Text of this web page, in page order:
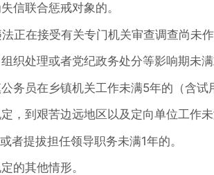
信联合惩戒对象的。
正在接受有关专门机关审查调查尚未作
织处理或者党纪政务处分等影响期未满
务员在乡镇机关工作未满5年的（含试
，到艰苦边远地区以及定向单位工作
者提拔担任领导职务未满1年的。
的其他情形。